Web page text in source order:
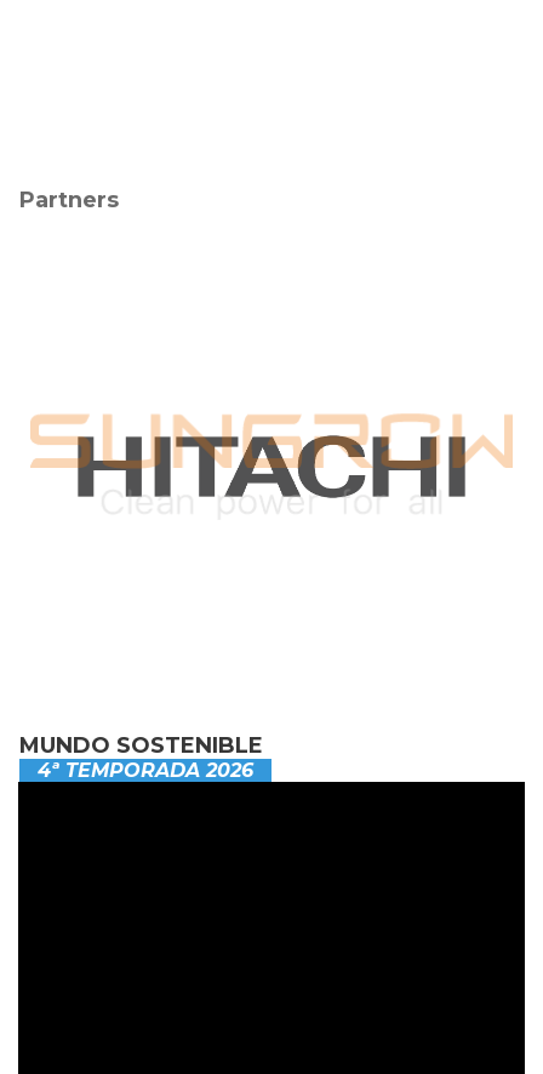
Partners
MUNDO SOSTENIBLE
4ª TEMPORADA 2026